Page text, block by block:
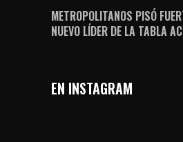
METROPOLITANOS PISÓ
NUEVO LÍDER DE LA TABLA
EN INSTAGRAM